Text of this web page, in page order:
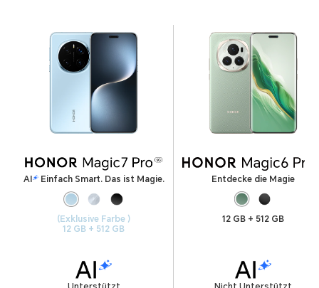
AI Einfach Smart. Das ist Magie.
(Exklusive Farbe )
12 GB + 512 GB
Entdecke die Magie
12 GB + 512 GB